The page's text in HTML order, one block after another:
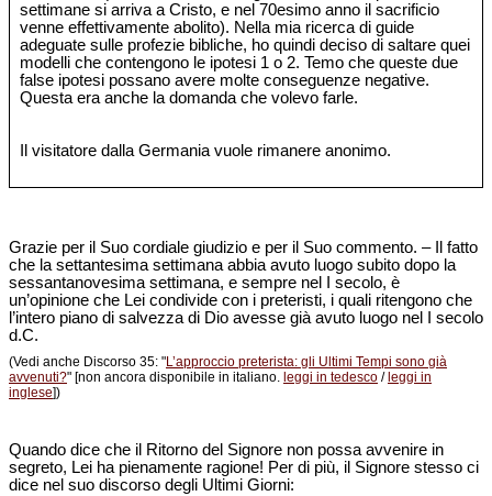
settimane si arriva a Cristo, e nel 70esimo anno il sacrificio
venne effettivamente abolito). Nella mia ricerca di guide
adeguate sulle profezie bibliche, ho quindi deciso di saltare quei
modelli che contengono le ipotesi 1 o 2. Temo che queste due
false ipotesi possano avere molte conseguenze negative.
Questa era anche la domanda che volevo farle.
Il visitatore dalla Germania vuole rimanere anonimo.
Grazie per il Suo cordiale giudizio e per il Suo commento. – Il fatto
che la settantesima settimana abbia avuto luogo subito dopo la
sessantanovesima settimana, e sempre nel I secolo, è
un’opinione che Lei condivide con i preteristi, i quali ritengono che
l’intero piano di salvezza di Dio avesse già avuto luogo nel I secolo
d.C.
(Vedi anche Discorso 35: "L’approccio preterista: gli Ultimi Tempi sono già
avvenuti?" [non ancora disponibile in italiano. leggi in tedesco / leggi in
inglese])
Quando dice che il Ritorno del Signore non possa avvenire in
segreto, Lei ha pienamente ragione! Per di più, il Signore stesso ci
dice nel suo discorso degli Ultimi Giorni: